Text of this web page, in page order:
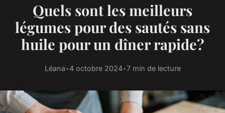
Quels sont les meilleurs
légumes pour des sautés sans
huile pour un dîner rapide?
Léana•4 octobre 2024•7 min de lecture